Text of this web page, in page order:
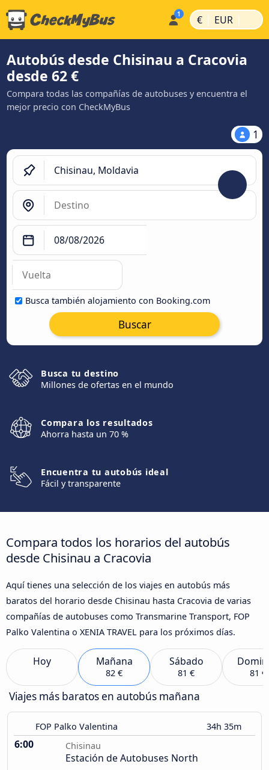
€ | EUR |
Autobús desde Chisinau a Cracovia
desde 62 €
Compara todas las compañías de autobuses y encuentra el
mejor precio con CheckMyBus
1
Busca también alojamiento con Booking.com
Buscar
Busca tu destino
Millones de ofertas en el mundo
Compara los resultados
Ahorra hasta un 70 %
Encuentra tu autobús ideal
Fácil y transparente
Compara todos los horarios del autobús
desde Chisinau a Cracovia
Aquí tienes una selección de los viajes en autobús más
baratos del horario desde Chisinau hasta Cracovia de varias
compañías de autobuses como Transmarine Transport, FOP
Palko Valentina o XENIA TRAVEL para los próximos días.
Hoy Mañana
82 €
Sábado
81 € 81 €
Viajes más baratos en autobús mañana
FOP Palko Valentina 34h 35m
6:00 Chisinau
Estación de Autobuses North